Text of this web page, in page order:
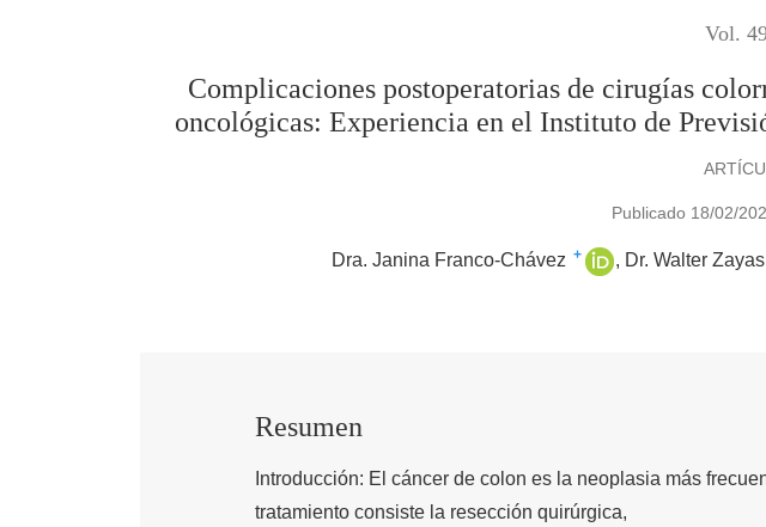
Vol.
Complicaciones postoperatorias de cirugías
oncológicas: Experiencia en el Instituto de
Publicado 18/02/
Dra. Janina Franco-Chávez + Dr. Walter Zayas
Resumen
Introducción: El cáncer de colon es la neoplasia más
tratamiento consiste la resección quirúrgica,